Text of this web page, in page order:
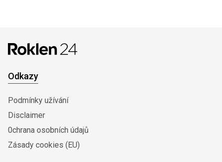
Odkazy
Podmínky užívání
Disclaimer
0chrana osobních údajů
Zásady cookies (EU)